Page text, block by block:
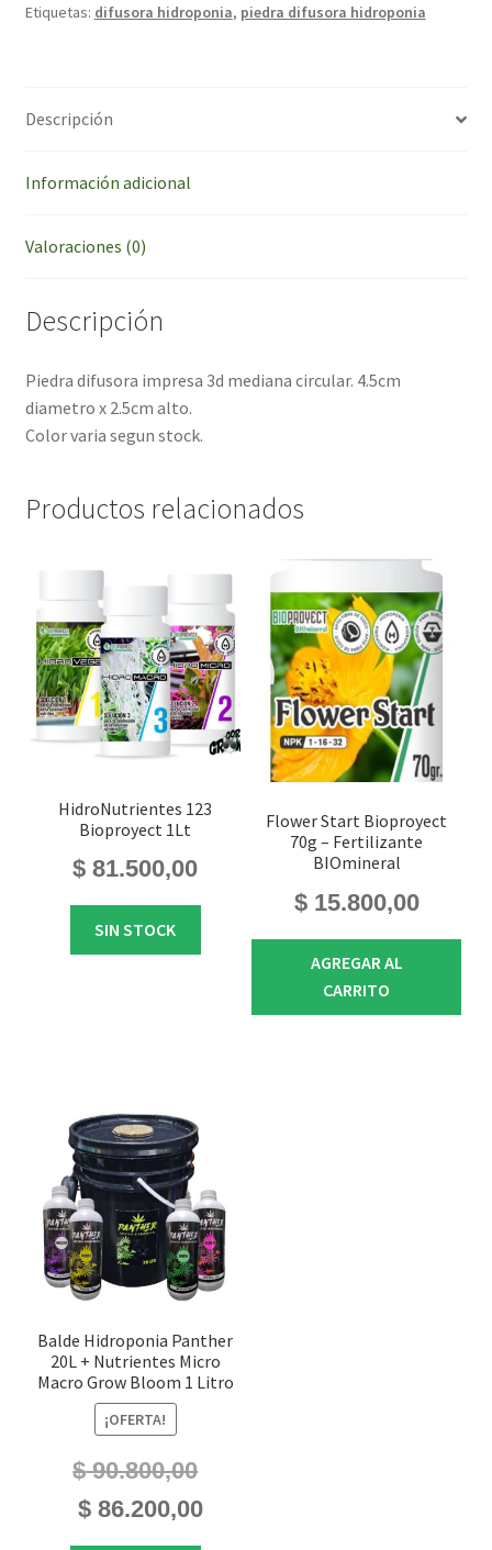
Etiquetas: difusora hidroponia, piedra difusora hidroponia
Descripción
Información adicional
Valoraciones (0)
Descripción
Piedra difusora impresa 3d mediana circular. 4.5cm
diametro x 2.5cm alto.
Color varia segun stock.
Productos relacionados
HidroNutrientes 123
Bioproyect 1Lt
$ 81.500,00
SIN STOCK
Flower Start Bioproyect
70g – Fertilizante
BIOmineral
$15.800,00
AGREGAR AL
CARRITO
Balde Hidroponia Panther
20L + Nutrientes Micro
Macro Grow Bloom 1 Litro
¡OFERTA!
$90.800,00
El$ 86.200,00El